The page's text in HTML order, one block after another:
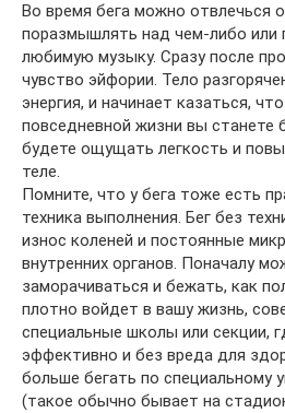
Во время бега можно отвлечься
поразмышлять над чем-либо или
любимую музыку. Сразу после
чувство эйфории. Тело
энергия, и начинает казаться,
повседневной жизни вы станете
будете ощущать легкость и
теле.
Помните, что у бега тоже есть
техника выполнения. Бег без
износ коленей и постоянные
внутренних органов. Поначалу
заморачиваться и бежать, как
плотно войдет в вашу жизнь,
специальные школы или секции,
эффективно и без вреда для
больше бегать по специальному
(такое обычно бывает на